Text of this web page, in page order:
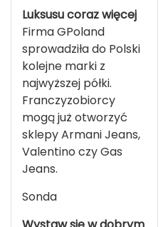
Luksusu coraz więcej
Firma GPoland
sprowadziła do Polski
kolejne marki z
najwyższej półki.
Franczyzobiorcy
mogą już otworzyć
sklepy Armani Jeans,
Valentino czy Gas
Jeans.
Sonda